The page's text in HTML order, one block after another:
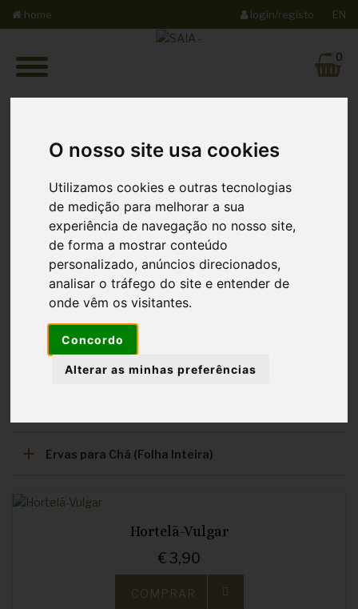
O nosso site usa cookies
Utilizamos cookies e outras tecnologias
de medição para melhorar a sua
experiência de navegação no nosso site,
de forma a mostrar conteúdo
personalizado, anúncios direcionados,
analisar o tráfego do site e entender de
onde vêm os visitantes.
Concordo
Alterar as minhas preferências
home login/registo EN
0
Os nossos Produtos
Todos
Compotas
Condimentos
Ervas para Chá (Folha Inteira)
Hortelã-Vulgar
€ 3,90
COMPRAR